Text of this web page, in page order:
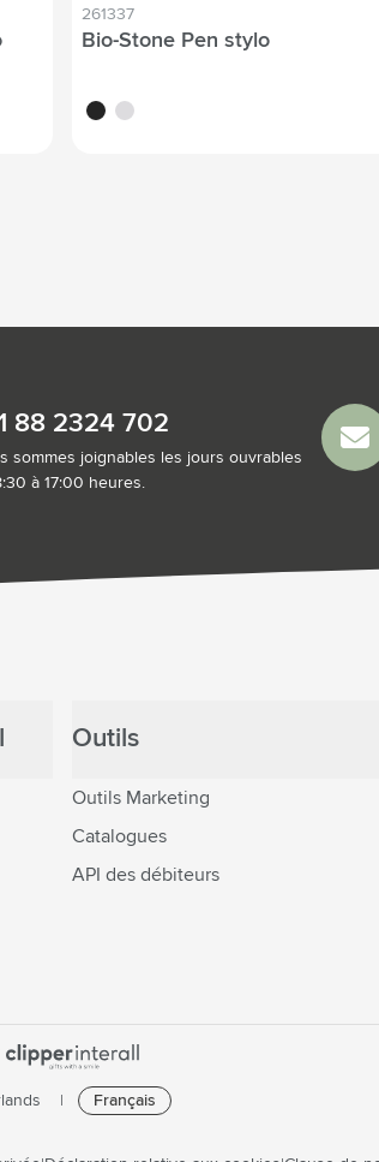
261337
Bio-Stone Pen stylo
noir blanc
88 2324 702
sommes joignables les jours ouvrables
à 17:00 heures.
Outils
Outils Marketing
Catalogues
API des débiteurs
Français